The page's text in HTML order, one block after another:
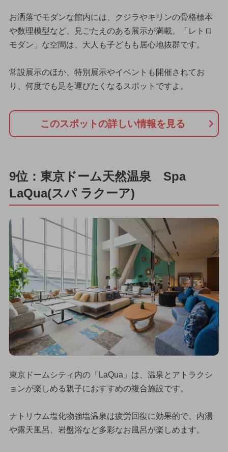
お洒落でモダンな館内には、クジラやキリンの骨格標本
や数理模型など、見ごたえのある展示が満載。「レトロ
モダン」な空間は、大人も子どもも居心地抜群です。
常設展示のほか、特別展示やイベントも開催されてお
り、何度でも足を運びたくなるスポットですよ。
このスポットの詳しい情報を見る
9位：東京ドーム天然温泉 Spa
LaQua(スパ ラクーア)
東京ドームシティ内の「LaQua」は、温泉とアトラクシ
ョンが楽しめる親子におすすめの複合施設です。
ナトリウム塩化物強塩温泉は疲労回復に効果的で、内湯
や露天風呂、岩盤浴など多彩なお風呂が楽しめます。